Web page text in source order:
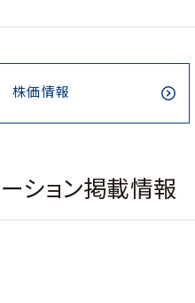
株価情報
ション掲載情報